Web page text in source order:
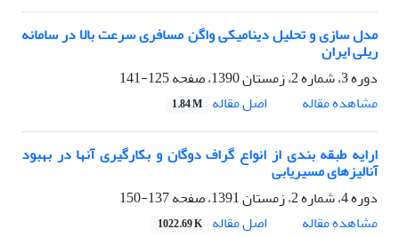
مدل سازی و تحلیل دینامیکی واگن مسافری سرعت بالا در سامانه
ریلی ایران
دوره 3، شماره 2، زمستان 1390، صفحه
125-141
مشاهده مقاله
اصل مقاله 1.84 M
ارایه طبقه بندی از انواع گراف دوگان و بکارگیری آنها در بهبود
آنالیزهای مسیریابی
دوره 4، شماره 2، زمستان 1391، صفحه
137-150
مشاهده مقاله
اصل مقاله 1022.69 K